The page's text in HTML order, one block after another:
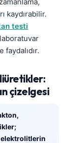
kaydırabilir.
testi
çizelgesi
elektrolitlerin